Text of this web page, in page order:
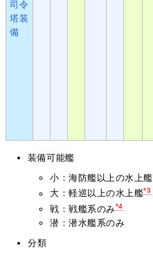
司令
塔装
備
装備可能艦
小：海防艦以上の水上艦
大：軽巡以上の水上艦*3
戦：戦艦系のみ*4
潜：潜水艦系のみ
分類